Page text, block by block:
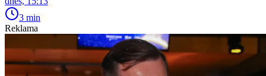
3 min
Reklama